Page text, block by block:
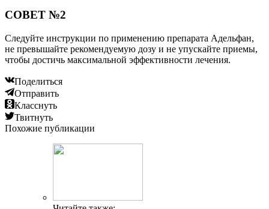
СОВЕТ №2
Следуйте инструкции по применению препарата Адельфан,
не превышайте рекомендуемую дозу и не упускайте приемы,
чтобы достичь максимальной эффективности лечения.
Поделиться
Отправить
Класснуть
Твитнуть
Похожие публикации